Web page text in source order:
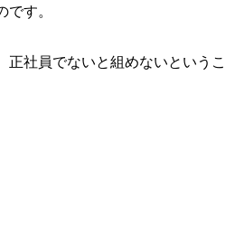
す。
正社員でないと組めないというこ